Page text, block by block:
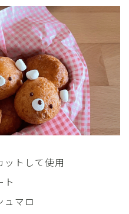
ットして使用
ト
ュマロ